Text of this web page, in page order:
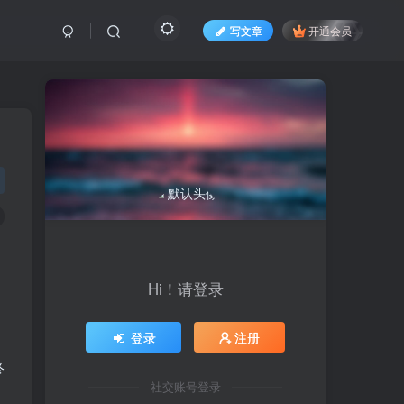
写文章 开通会员
Hi！请登录
登录 注册
社交账号登录